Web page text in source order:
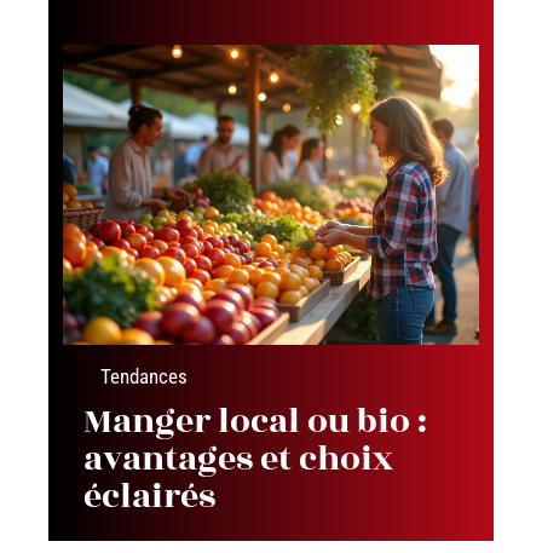
Tendances
Manger local ou bio :
avantages et choix
éclairés